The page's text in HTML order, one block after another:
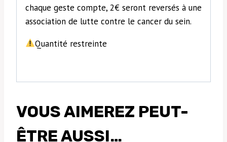
chaque geste compte, 2€ seront reversés à une
association de lutte contre le cancer du sein.
​Quantité restreinte
VOUS AIMEREZ PEUT-
ÊTRE AUSSI…